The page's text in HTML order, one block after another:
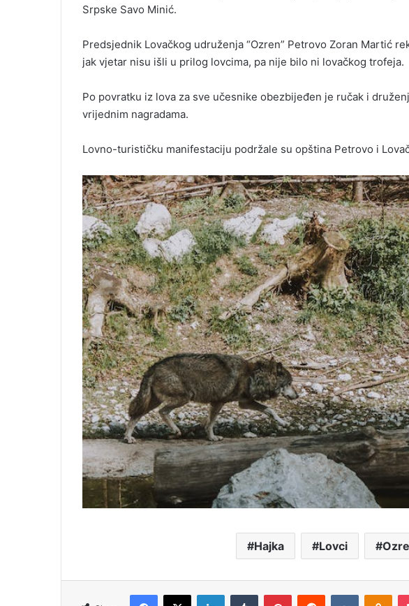
Srpske Savo Minić.
Predsjednik Lovačkog udruženja “Ozren” Petrovo Zoran Martić
jak vjetar nisu išli u prilog lovcima, pa nije bilo ni lovačkog trofeja.
Po povratku iz lova za sve učesnike obezbijeđen je ručak i
vrijednim nagradama.
Lovno-turističku manifestaciju podržale su opština Petrovo i
Hajka Lovci
Facebook
X LinkedInTumblr PinterestReddit VKontakte